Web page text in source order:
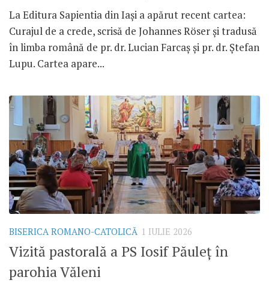
La Editura Sapientia din Iași a apărut recent cartea:
Curajul de a crede, scrisă de Johannes Röser și tradusă
în limba română de pr. dr. Lucian Farcaș și pr. dr. Ștefan
Lupu. Cartea apare...
BISERICA ROMANO-CATOLICĂ 1 IULIE 2026
Vizită pastorală a PS Iosif Păuleț în
parohia Văleni